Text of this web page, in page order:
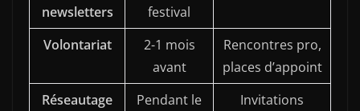
newsletters
festival
Volontariat
2-1 mois
avant
Rencontres pro,
places d’appoint
Réseautage
Pendant le
Invitations